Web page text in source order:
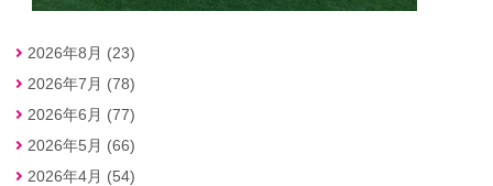
2026年8月 (23)
2026年7月 (78)
2026年6月 (77)
2026年5月 (66)
2026年4月 (54)